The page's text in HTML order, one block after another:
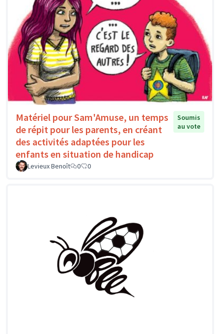
Matériel pour Sam'Amuse, un temps
de répit pour les parents, en créant
des activités adaptées pour les
enfants en situation de handicap
Soumis
au vote
Levieux Benoît 0 0